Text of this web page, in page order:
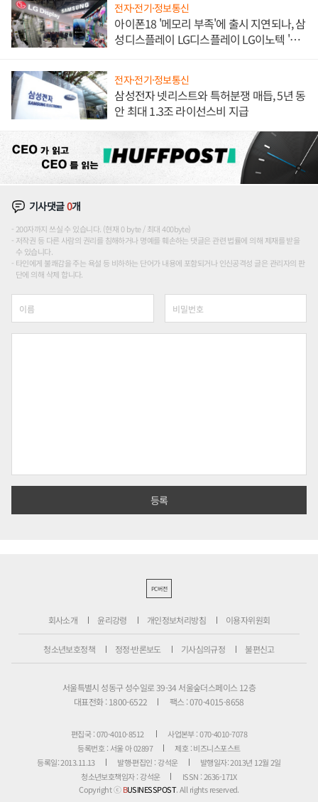
전자·전기·정보통신
아이폰18 '메모리 부족'에 출시 지연되나, 삼
성디스플레이 LG디스플레이 LG이노텍 '탈
전자·전기·정보통신
삼성전자 넷리스트와 특허분쟁 매듭, 5년 동
안 최대 1.3조 라이선스비 지급
기사댓글0개
200자까지 쓰실 수 있습니다. (현재 0 byte / 최대 400byte)
저작권 등 다른 사람의 권리를 침해하거나 명예를 훼손하는 댓글은 관련 법률에 의해 제재를 받을
수 있습니다.
타인에게 불쾌감을 주는 욕설 등 비하하는 단어가 내용에 포함되거나 인신공격성 글은 관리자의 판
단에 의해 삭제 합니다.
PC버전
회사소개 윤리강령 개인정보처리방침 이용자위원회
청소년보호정책 정정·반론보도 기사심의규정 불편신고
서울특별시 성동구 성수일로 39-34 서울숲더스페이스 12층
대표전화 : 1800-6522
팩스 : 070-4015-8658
편집국 : 070-4010-8512
사업본부 : 070-4010-7078
등록번호 : 서울 아 02897
제호 : 비즈니스포스트
등록일: 2013.11.13
발행·편집인 : 강석운
발행일자: 2013년 12월 2일
청소년보호책임자 : 강석운
ISSN : 2636-171X
Copyright ⓒBUSINESSPOST. All rights reserved.